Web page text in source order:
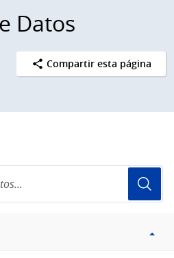
Datos
Compartir esta página